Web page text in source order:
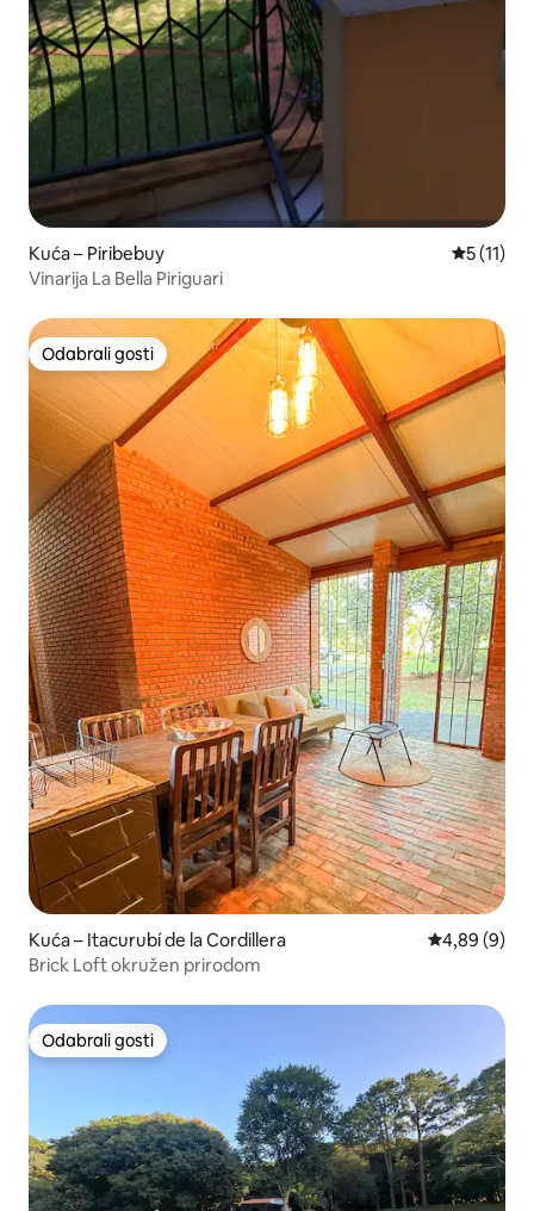
Kuća – Piribebuy
5 (11)
Vinarija La Bella Piriguari
Odabrali gosti
Odabrali gosti
Kuća – Itacurubí de la Cordillera Prosječna
4,89 (9)
Brick Loft okružen prirodom
Odabrali gosti
Odabrali gosti